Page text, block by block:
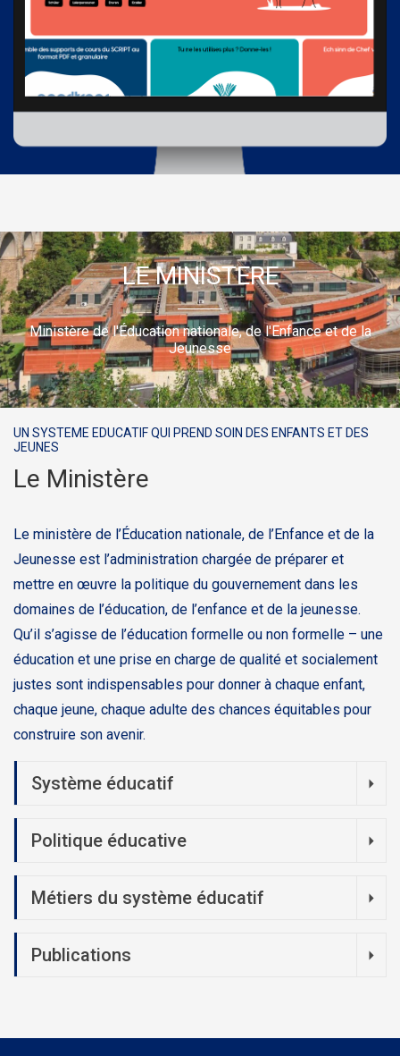
UN SYSTEME EDUCATIF QUI PREND SOIN DES ENFANTS ET DES
JEUNES
Le Ministère
Le ministère de l’Éducation nationale, de l’Enfance et de la
Jeunesse est l’administration chargée de préparer et
mettre en œuvre la politique du gouvernement dans les
domaines de l’éducation, de l’enfance et de la jeunesse.
Qu’il s’agisse de l’éducation formelle ou non formelle – une
éducation et une prise en charge de qualité et socialement
justes sont indispensables pour donner à chaque enfant,
chaque jeune, chaque adulte des chances équitables pour
construire son avenir.
Système éducatif
Politique éducative
Métiers du système éducatif
Publications
LE MINISTERE
Ministère de l'Éducation nationale, de l'Enfance et de la
Jeunesse